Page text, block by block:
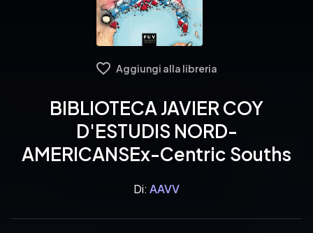
Aggiungi alla libreria
BIBLIOTECA JAVIER COY
D'ESTUDIS NORD-
AMERICANSEx-Centric Souths
Di: AAVV